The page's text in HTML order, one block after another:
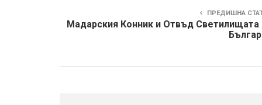
ПРЕДИШНА
Мадарския Конник и Отвъд Светилищата